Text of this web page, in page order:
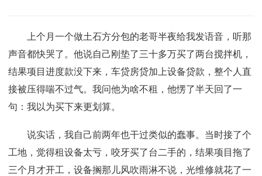
上个月一个做土石方分包的老哥半夜给我发语音，听那
声音都快哭了。他说自己刚垫了三十多万买了两台搅拌机，
结果项目进度款没下来，车贷房贷加上设备贷款，整个人直
接被压得喘不过气。我问他为啥不租，他愣了半天回了一
句：我以为买下来更划算。
说实话，我自己前两年也干过类似的蠢事。当时接了个
工地，觉得租设备太亏，咬牙买了台二手的，结果项目拖了
三个月才开工，设备搁那儿风吹雨淋不说，光维修就花了一